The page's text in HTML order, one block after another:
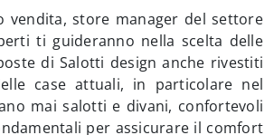
vendita, store manager del settore
ti guideranno nella scelta delle
di Salotti design anche rivestiti
case attuali, in particolare nel
mai salotti e divani, confortevoli
per assicurare il comfort